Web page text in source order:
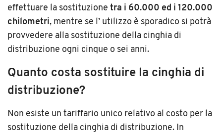
effettuare la sostituzione tra i 60.000 ed i 120.000
chilometri, mentre se l’ utilizzo è sporadico si potrà
provvedere alla sostituzione della cinghia di
distribuzione ogni cinque o sei anni.
Quanto costa sostituire la cinghia di
distribuzione?
Non esiste un tariffario unico relativo al costo per la
sostituzione della cinghia di distribuzione. In